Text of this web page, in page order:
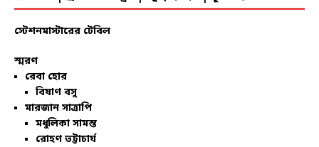
স্টেশনমাস্টারের টেবিল
স্মরণ
রেবা হোর
বিষাণ বসু
মারজান সাত্রাপি
মধুলিকা সামন্ত
রোহণ ভট্টাচার্য